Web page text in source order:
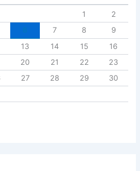
1
2
7 8
9
13 14 15
16
20 21 22
23
27 28 29
30